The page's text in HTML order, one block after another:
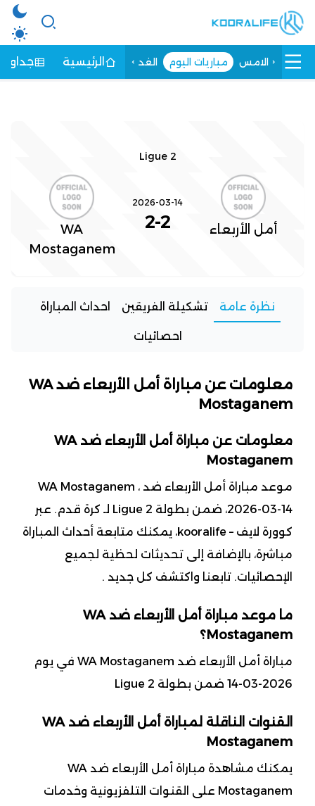
الامس مباريات اليوم الغد الرئيسية جداول
Ligue 2
أمل الأربعاء
2026-03-14
2
-
2
WA
Mostaganem
نظرة عامة تشكيلة الفريقين احداث المباراة
احصائيات
معلومات عن مباراة أمل الأربعاء ضد WA
Mostaganem
معلومات عن مباراة أمل الأربعاء ضد WA
Mostaganem
موعد مباراة أمل الأربعاء ضد WA Mostaganem ،
2026-03-14، ضمن بطولة Ligue 2 لـ كرة قدم. عبر
كوورة لايف – kooralife، يمكنك متابعة أحداث المباراة
مباشرة، بالإضافة إلى تحديثات لحظية لجميع
الإحصائيات. تابعنا واكتشف كل جديد .
ما موعد مباراة أمل الأربعاء ضد WA
Mostaganem؟
مباراة أمل الأربعاء ضد WA Mostaganem في يوم
2026-03-14 ضمن بطولة Ligue 2
القنوات الناقلة لمباراة أمل الأربعاء ضد WA
Mostaganem
يمكنك مشاهدة مباراة أمل الأربعاء ضد WA
Mostaganem على القنوات التلفزيونية وخدمات